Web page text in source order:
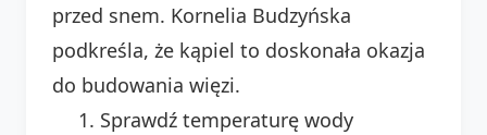
przed snem. Kornelia Budzyńska
podkreśla, że kąpiel to doskonała okazja
do budowania więzi.
Sprawdź temperaturę wody